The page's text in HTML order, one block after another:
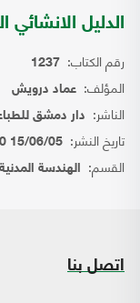
الدليل
رقم الكتاب: 1237
المؤلف: عماد درويش
الناشر: دار دمشق
تاريخ النشر: 15/06/05 12:00:00 AM
القسم: الهندسة المدنية
اتصل بنا